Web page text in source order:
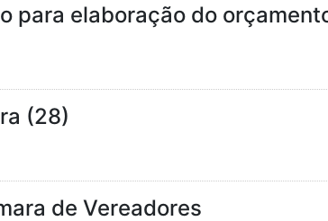
para elaboração do
(28)
de Vereadores